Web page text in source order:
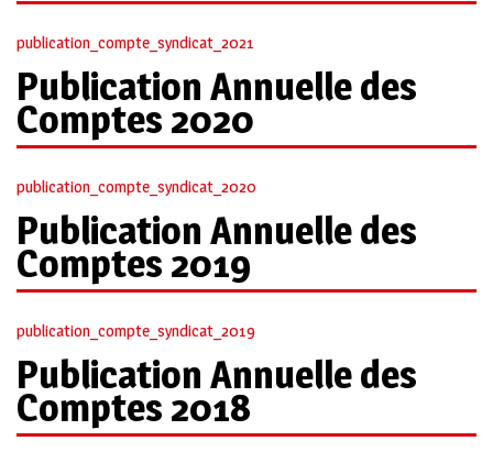
publication_compte_syndicat_2021
Publication Annuelle des
Comptes 2020
publication_compte_syndicat_2020
Publication Annuelle des
Comptes 2019
publication_compte_syndicat_2019
Publication Annuelle des
Comptes 2018